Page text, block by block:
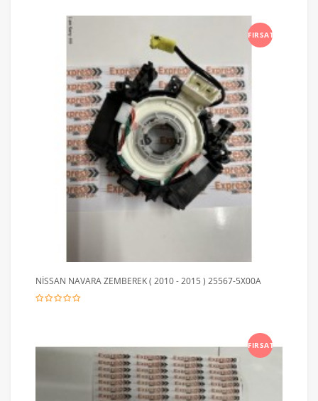
FIRSAT
NİSSAN NAVARA ZEMBEREK ( 2010 - 2015 ) 25567-5X00A
FIRSAT